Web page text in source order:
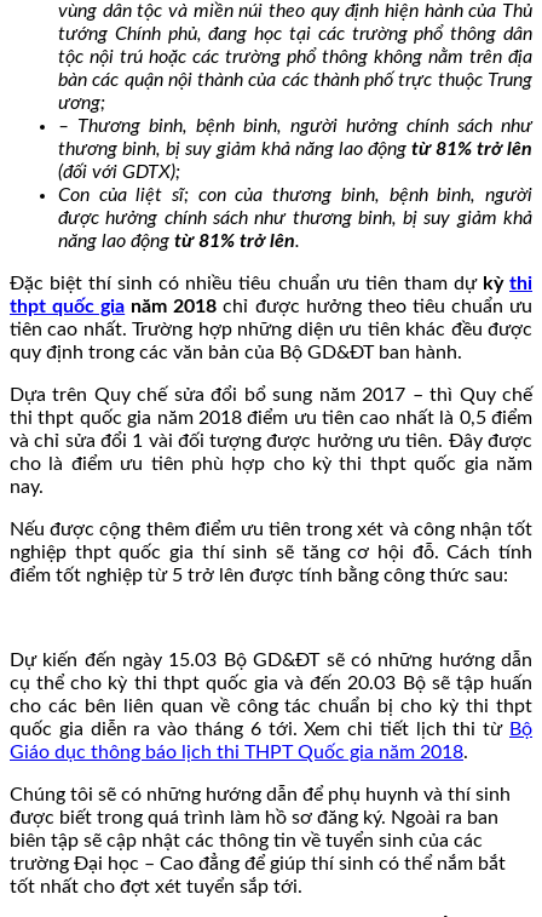
vùng dân tộc và miền núi theo quy định hiện hành của Thủ
tướng Chính phủ, đang học tại các trường phổ thông dân
tộc nội trú hoặc các trường phổ thông không nằm trên địa
bàn các quận nội thành của các thành phố trực thuộc Trung
ương;
– Thương binh, bệnh binh, người hưởng chính sách như
thương binh, bị suy giảm khả năng lao động từ 81% trở lên
(đối với GDTX);
Con của liệt sĩ; con của thương binh, bệnh binh, người
được hưởng chính sách như thương binh, bị suy giảm khả
năng lao động từ 81% trở lên.
Đặc biệt thí sinh có nhiều tiêu chuẩn ưu tiên tham dự kỳthi
thpt quốc gia năm 2018 chỉ được hưởng theo tiêu chuẩn ưu
tiên cao nhất. Trường hợp những diện ưu tiên khác đều được
quy định trong các văn bản của Bộ GD&ĐT ban hành.
Dựa trên Quy chế sửa đổi bổ sung năm 2017 – thì Quy chế
thi thpt quốc gia năm 2018 điểm ưu tiên cao nhất là 0,5 điểm
và chỉ sửa đổi 1 vài đối tượng được hưởng ưu tiên. Đây được
cho là điểm ưu tiên phù hợp cho kỳ thi thpt quốc gia năm
nay.
Nếu được cộng thêm điểm ưu tiên trong xét và công nhận tốt
nghiệp thpt quốc gia thí sinh sẽ tăng cơ hội đỗ. Cách tính
điểm tốt nghiệp từ 5 trở lên được tính bằng công thức sau:
Dự kiến đến ngày 15.03 Bộ GD&ĐT sẽ có những hướng dẫn
cụ thể cho kỳ thi thpt quốc gia và đến 20.03 Bộ sẽ tập huấn
cho các bên liên quan về công tác chuẩn bị cho kỳ thi thpt
quốc gia diễn ra vào tháng 6 tới. Xem chi tiết lịch thi từ Bộ
Giáo dục thông báo lịch thi THPT Quốc gia năm 2018.
Chúng tôi sẽ có những hướng dẫn để phụ huynh và thí sinh
được biết trong quá trình làm hồ sơ đăng ký. Ngoài ra ban
biên tập sẽ cập nhật các thông tin về tuyển sinh của các
trường Đại học – Cao đẳng để giúp thí sinh có thể nắm bắt
tốt nhất cho đợt xét tuyển sắp tới.